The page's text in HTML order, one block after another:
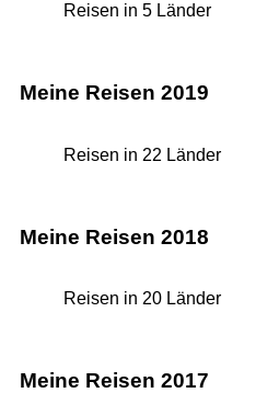
Reisen in 5 Länder
Meine Reisen 2019
Reisen in 22 Länder
Meine Reisen 2018
Reisen in 20 Länder
Meine Reisen 2017